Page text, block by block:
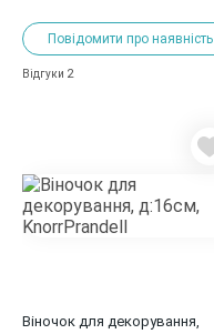
Повідомити про наявність
Відгуки 2
Віночок для декорування,